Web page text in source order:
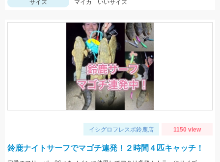
サイズ
マイカ いいサイズ
イシグロフレスポ鈴鹿店 1150 view
鈴鹿ナイトサーフでマゴチ連発！２時間４匹キャッチ！